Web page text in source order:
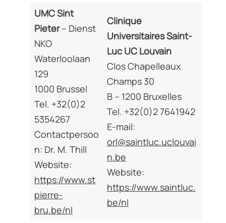
UMC Sint
Pieter– Dienst
NKO
Waterloolaan
129
1000 Brussel
Tel. +32(0)2
5354267
Contactpersoo
n: Dr. M. Thill
Website:
https://www.st
pierre-
bru.be/nl
Clinique
Universitaires Saint-
Luc UC Louvain
Clos Chapelleaux
Champs 30
B – 1200 Bruxelles
Tel. +32(0)2 7641942
E-mail:
orl@saintluc.uclouvai
n.be
Website:
https://www.saintluc.
be/nl